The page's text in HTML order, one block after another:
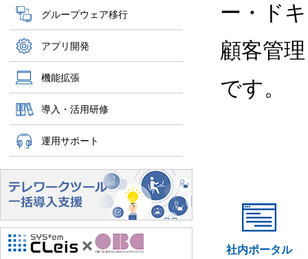
グループウェア移行
アプリ開発
機能拡張
導入・活用研修
運用サポート
ー・ド
顧客管
です。
社内ポータル